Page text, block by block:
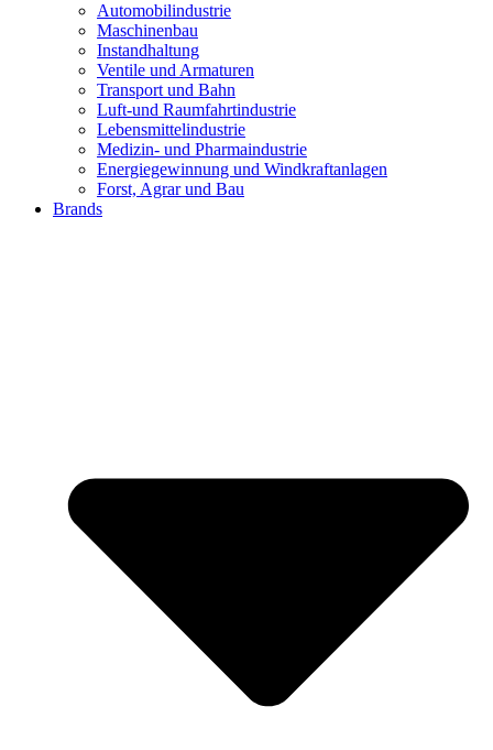
Automobilindustrie
Maschinenbau
Instandhaltung
Ventile und Armaturen
Transport und Bahn
Luft-und Raumfahrtindustrie
Lebensmittelindustrie
Medizin- und Pharmaindustrie
Energiegewinnung und Windkraftanlagen
Forst, Agrar und Bau
Brands